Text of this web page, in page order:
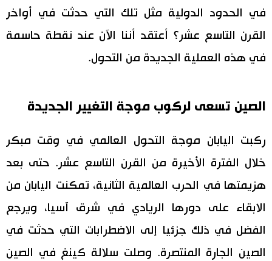
في الحدود الدولية مثل تلك التي حدثت في أواخر
القرن التاسع عشر؟ أعتقد أننا الآن عند نقطة حاسمة
في هذه العملية الجديدة من التحول.
الصين تسعى لركوب موجة التغيير الجديدة
ركبت اليابان موجة التحول العالمي في وقت مبكر
خلال الفترة الأخيرة من القرن التاسع عشر. حتى بعد
هزيمتها في الحرب العالمية الثانية، تمكنت اليابان من
الابقاء على دورها الريادي في شرق آسيا، ويرجع
الفضل في ذلك جزئيا إلى الاضطرابات التي حدثت في
الصين الجارة المنتصرة. وصلت سلالة كينغ في الصين